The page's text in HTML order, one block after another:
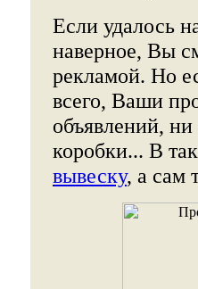
Если удалось
наверное, Вы
рекламой. Но
всего, Ваши
объявлений,
коробки... В
вывеску, а сам